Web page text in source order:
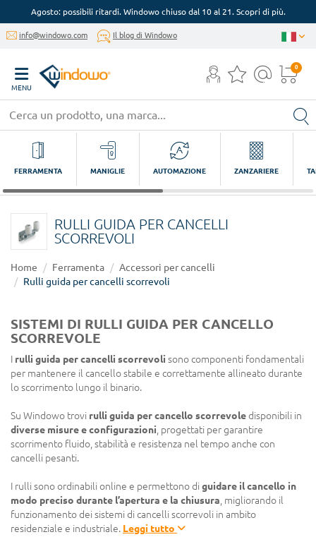
Agosto: possibili ritardi. Windowo chiuso dal 10 al 21. Scopri di più.
info@windowo.com Il blog di Windowo
MENU
0
FERRAMENTA MANIGLIE AUTOMAZIONE ZANZARIERE
RULLI GUIDA PER CANCELLI
SCORREVOLI
Home Ferramenta
Accessori per cancelli
Rulli guida per cancelli scorrevoli
SISTEMI DI RULLI GUIDA PER CANCELLO
SCORREVOLE
I rulli guida per cancelli scorrevoli sono componenti fondamentali
per mantenere il cancello stabile e correttamente allineato durante
lo scorrimento lungo il binario.
Su Windowo trovi rulli guida per cancello scorrevoledisponibili in
diverse misure e configurazioni , progettati per garantire
scorrimento fluido, stabilità e resistenza nel tempo anche con
cancelli pesanti.
I rulli sono ordinabili online e permettono diguidare il cancello in
modo preciso durante l’apertura e la chiusura , migliorando il
funzionamento dei sistemi di cancelli scorrevoli in ambito
residenziale e industriale. Leggi tutto